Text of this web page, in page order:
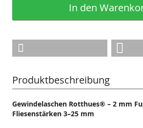
In den
Produktbeschreibung
Gewindelaschen Rotthues® – 2 mm
Fliesenstärken 3–25 mm